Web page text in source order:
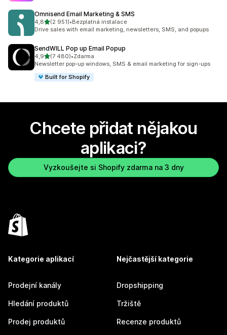
Omnisend Email Marketing & SMS
4,8z 5 hvězd
(2 951)
Celkový počet recenzí: 2951
•Bezplatná instalace
Drive sales with email marketing, newsletters, SMS, and popups
SendWILL Pop up Email Popup
4,9z 5 hvězd
(7 480)
Celkový počet recenzí: 7480
•Zdarma
Newsletter pop-up windows, SMS & email marketing for sign-ups
Built for Shopify
Chcete přidat nějakou
aplikaci?
Vyzkoušejte si Shopify zdarma na 3 dny
Kategorie aplikací
Prodejní kanály
Hledání produktů
Prodej produktů
Nejčastější kategorie
Dropshipping
Tržiště
Recenze produktů